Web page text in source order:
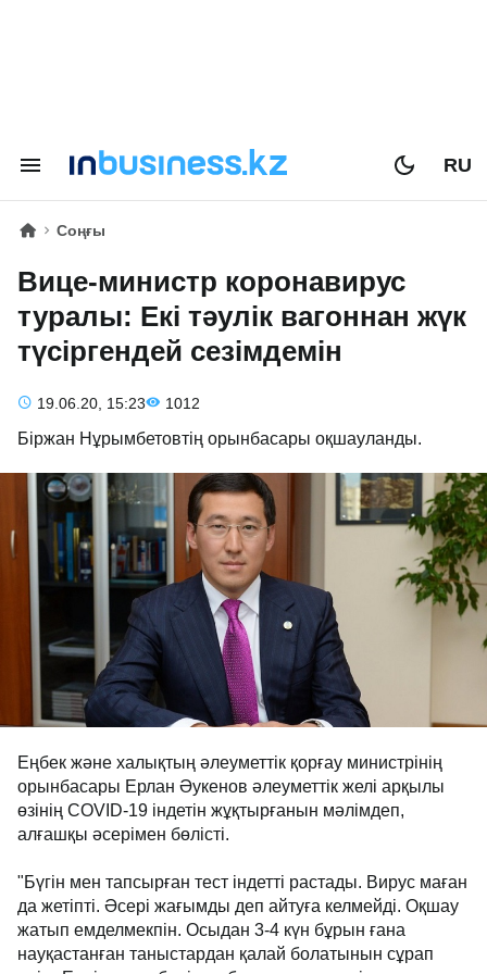
RU
Соңғы
Вице-министр коронавирус
туралы: Екі тәулік вагоннан жүк
түсіргендей сезімдемін
19.06.20, 15:23 1012
Біржан Нұрымбетовтің орынбасары оқшауланды.
Еңбек және халықтың әлеуметтік қорғау министрінің
орынбасары Ерлан Әукенов әлеуметтік желі арқылы
өзінің COVID-19 індетін жұқтырғанын мәлімдеп,
алғашқы әсерімен бөлісті.
"Бүгін мен тапсырған тест індетті растады. Вирус маған
да жетіпті. Әсері жағымды деп айтуға келмейді. Оқшау
жатып емделмекпін. Осыдан 3-4 күн бұрын ғана
науқастанған таныстардан қалай болатынын сұрап